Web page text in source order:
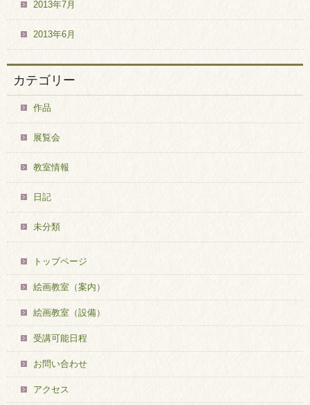
2013年7月
2013年6月
カテゴリー
作品
展覧会
教室情報
日記
未分類
トップページ
絵画教室（案内）
絵画教室（設備）
受講可能日程
お問い合わせ
アクセス